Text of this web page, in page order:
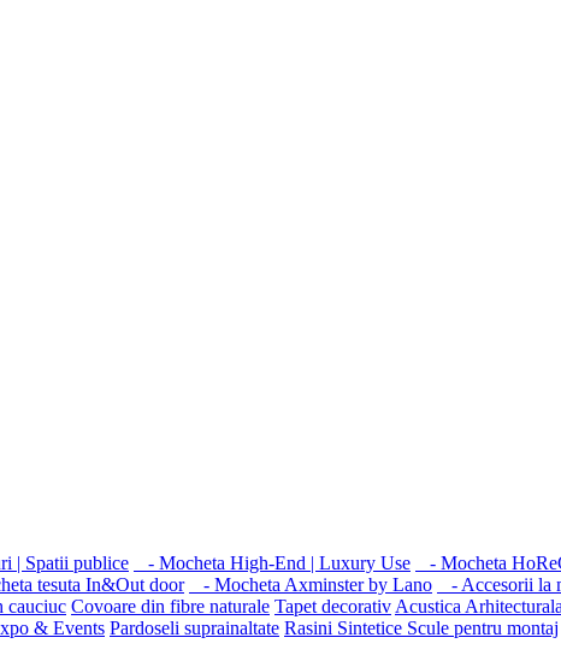
| Spatii publice - Mocheta High-End | Luxury Use - Mocheta
tesuta In&Out door - Mocheta Axminster by Lano - Accesorii la
cauciuc Covoare din fibre naturale Tapet decorativ Acustica
& Events Pardoseli suprainaltate Rasini Sintetice Scule pentru montaj